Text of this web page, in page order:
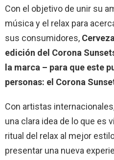
Con el objetivo de unir su
música y el relax para
sus consumidores,
edición del Corona
la marca – para que este
personas: el Corona
Con artistas
una clara idea de lo que es
ritual del relax al mejor
presentar una nueva